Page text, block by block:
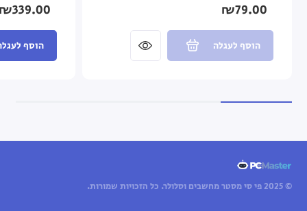
₪79.00
הוסף לעגלה הוסף
© 2025 פי סי מסטר מחשבים וסלולר. כל הזכויות שמורות.